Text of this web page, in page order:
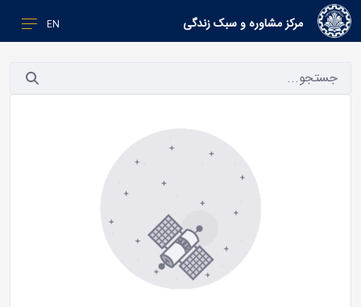
EN مرکز مشاوره و سبک زندگی